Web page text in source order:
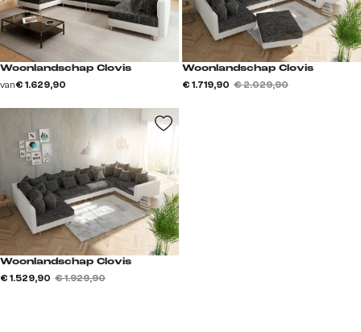
Woonlandschap Clovis
van€ 1.629,90
Woonlandschap Clovis
€ 1.719,90 € 2.029,90
Woonlandschap Clovis
€ 1.529,90 € 1.929,90